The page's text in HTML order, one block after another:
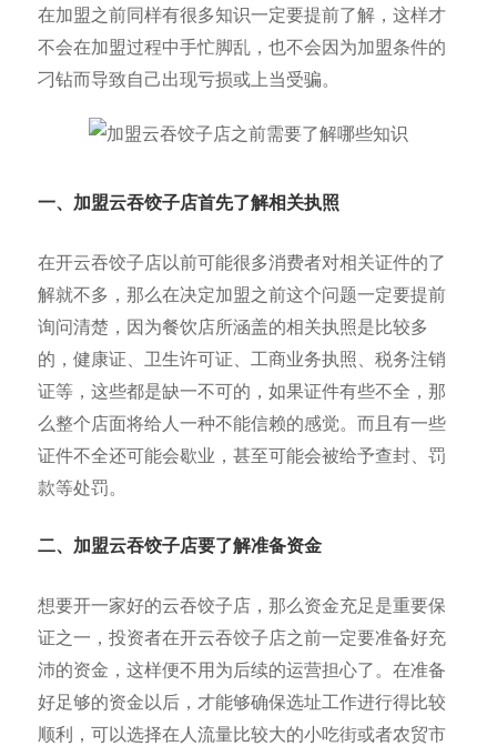
在加盟之前同样有很多知识一定要提前了解，这样才
不会在加盟过程中手忙脚乱，也不会因为加盟条件的
刁钻而导致自己出现亏损或上当受骗。
一、加盟云吞饺子店首先了解相关执照
在开云吞饺子店以前可能很多消费者对相关证件的了
解就不多，那么在决定加盟之前这个问题一定要提前
询问清楚，因为餐饮店所涵盖的相关执照是比较多
的，健康证、卫生许可证、工商业务执照、税务注销
证等，这些都是缺一不可的，如果证件有些不全，那
么整个店面将给人一种不能信赖的感觉。而且有一些
证件不全还可能会歇业，甚至可能会被给予查封、罚
款等处罚。
二、加盟云吞饺子店要了解准备资金
想要开一家好的云吞饺子店，那么资金充足是重要保
证之一，投资者在开云吞饺子店之前一定要准备好充
沛的资金，这样便不用为后续的运营担心了。在准备
好足够的资金以后，才能够确保选址工作进行得比较
顺利，可以选择在人流量比较大的小吃街或者农贸市